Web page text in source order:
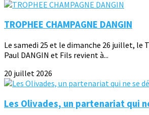
TROPHEE CHAMPAGNE DANGIN
Le samedi 25 et le dimanche 26 juillet, le
Paul DANGIN et Fils revient à...
20 juillet 2026
Les Olivades, un partenariat qui